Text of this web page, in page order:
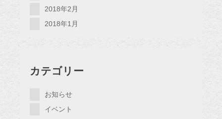
2018年2月
2018年1月
カテゴリー
お知らせ
イベント